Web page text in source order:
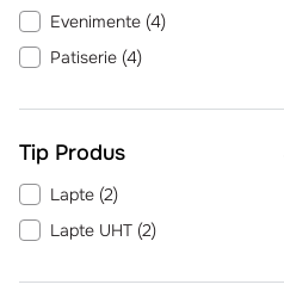
Evenimente (4)
Patiserie (4)
Unitate de cazare - mic dejun
( 3)
Tip Produs
Lapte (2)
Lapte UHT (2)